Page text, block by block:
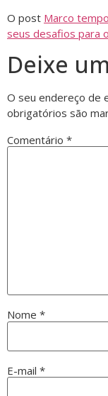
O post Marco
seus desafios para
Deixe
O seu endereço de
obrigatórios são
Comentário *
Nome *
E-mail *